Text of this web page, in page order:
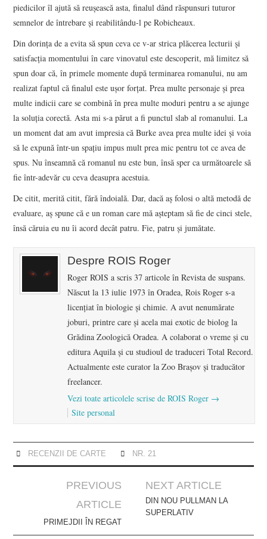
piedicilor îl ajută să reuşească asta, finalul dând răspunsuri tuturor
semnelor de întrebare şi reabilitându-l pe Robicheaux.
Din dorinţa de a evita să spun ceva ce v-ar strica plăcerea lecturii şi
satisfacţia momentului în care vinovatul este descoperit, mă limitez să
spun doar că, în primele momente după terminarea romanului, nu am
realizat faptul că finalul este uşor forţat. Prea multe personaje şi prea
multe indicii care se combină în prea multe moduri pentru a se ajunge
la soluţia corectă. Asta mi s-a părut a fi punctul slab al romanului. La
un moment dat am avut impresia că Burke avea prea multe idei şi voia
să le expună într-un spaţiu impus mult prea mic pentru tot ce avea de
spus. Nu înseamnă că romanul nu este bun, însă sper ca următoarele să
fie într-adevăr cu ceva deasupra acestuia.
De citit, merită citit, fără îndoială. Dar, dacă aş folosi o altă metodă de
evaluare, aş spune că e un roman care mă aşteptam să fie de cinci stele,
însă căruia eu nu îi acord decât patru. Fie, patru şi jumătate.
Despre ROIS Roger
Roger ROIS a scris 37 articole în Revista de suspans.
Născut la 13 iulie 1973 în Oradea, Rois Roger s-a
licenţiat în biologie şi chimie. A avut nenumărate
joburi, printre care şi acela mai exotic de biolog la
Grădina Zoologică Oradea. A colaborat o vreme şi cu
editura Aquila şi cu studioul de traduceri Total Record.
Actualmente este curator la Zoo Brașov şi traducător
freelancer.
Vezi toate articolele scrise de ROIS Roger →
Site personal
RECENZII DE CARTE NR. 21
navigation
PREVIOUS
ARTICLE
PRIMEJDII ÎN REGAT
NEXT ARTICLE
DIN NOU PULLMAN LA
SUPERLATIV